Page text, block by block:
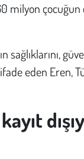
milyon çocuğun
sağlıklarını,
ifade eden Eren,
kayıt